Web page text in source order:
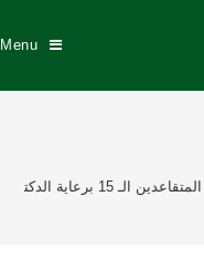
Menu
175 طالباً متفوقاً منهم 57 خلجاوي وتكريم 8 معلمين